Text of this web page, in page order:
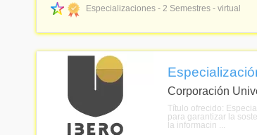
Especializaciones - 2 Semestres - virtual
Corporación
Título ofrecido:
para garantizar la
la informacin ...